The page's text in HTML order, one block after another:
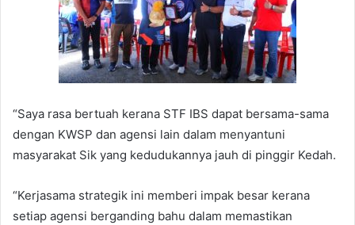
“Saya rasa bertuah kerana STF IBS dapat bersama-sama
dengan KWSP dan agensi lain dalam menyantuni
masyarakat Sik yang kedudukannya jauh di pinggir Kedah.
“Kerjasama strategik ini memberi impak besar kerana
setiap agensi berganding bahu dalam memastikan